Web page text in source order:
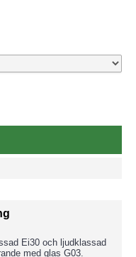
Ei30 och ljudklassad
med glas G03.